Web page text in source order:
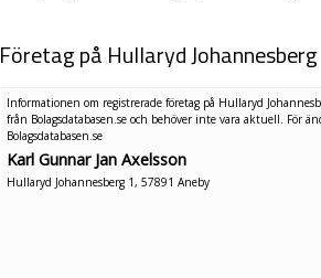
Företag på Hullaryd Johannesberg
Informationen om registrerade företag på Hullaryd
från Bolagsdatabasen.se och behöver inte vara aktuell. För
Bolagsdatabasen.se
Karl Gunnar Jan Axelsson
Hullaryd Johannesberg 1, 57891 Aneby